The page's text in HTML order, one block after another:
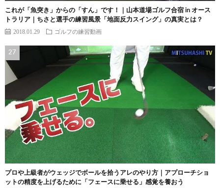
これが「魚突き」からの「すん」です！｜山本道場ゴルフ合宿 in オース
トラリア｜ちさと選手の練習風景「地面反力スイング」の真実とは？
2018.01.29 ゴルフの練習動画
プロや上級者がウェッジでボールを拾うアレのやり方｜アプローチショ
ットの精度を上げるために「フェースに乗せる」感覚を養おう